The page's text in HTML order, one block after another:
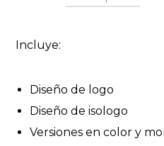
Incluye:
Diseño de logo
Diseño de isologo
Versiones en color y